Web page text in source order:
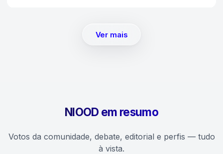
Ver mais
NIOOD em resumo
Votos da comunidade, debate, editorial e perfis — tudo
à vista.